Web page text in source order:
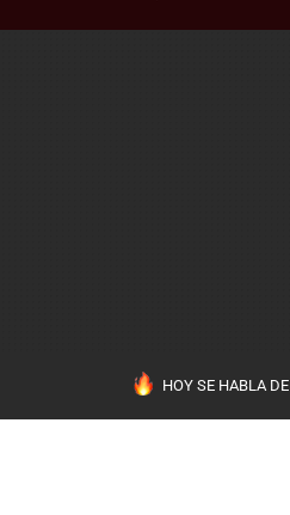
HOY SE HABLA DE